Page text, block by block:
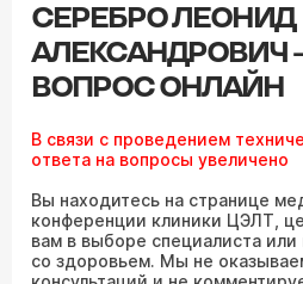
СЕРЕБРО ЛЕОНИД
АЛЕКСАНДРОВИЧ
ВОПРОС ОНЛАЙН
В связи с проведением
ответа на вопросы увеличено
Вы находитесь на странице
конференции клиники ЦЭЛТ,
вам в выборе специалиста
со здоровьем. Мы не